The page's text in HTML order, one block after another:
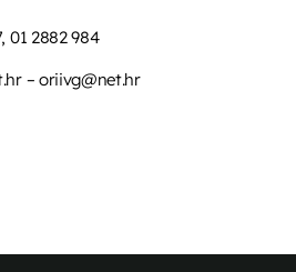
01 2882 984
– oriivg@net.hr